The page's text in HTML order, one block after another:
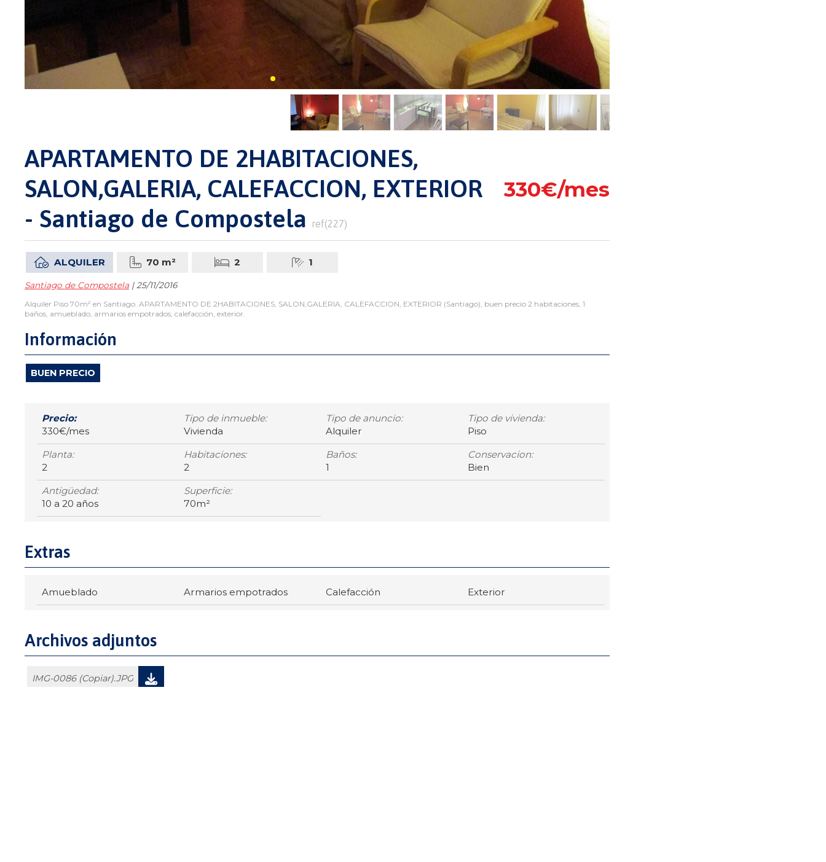
APARTAMENTO DE 2HABITACIONES,
SALON,GALERIA, CALEFACCION, EXTERIOR
- Santiago de Compostela
ref(227)
330€/mes
ALQUILER 70 m² 2 1
Santiago de Compostela | 25/11/2016
Alquiler Piso 70m² en Santiago. APARTAMENTO DE 2HABITACIONES, SALON,GALERIA, CALEFACCION, EXTERIOR (Santiago), buen precio 2 habitaciones, 1
baños, amueblado, armarios empotrados, calefacción, exterior.
Información
BUEN PRECIO
Precio:
330€/mes
Tipo de inmueble:
Vivienda
Tipo de anuncio:
Alquiler
Tipo de vivienda:
Piso
Planta:
2
Habitaciones:
2
Baños:
1
Conservacion:
Bien
Antigüedad:
10 a 20 años
Superficie:
70m²
Extras
Amueblado Armarios empotrados Calefacción Exterior
Archivos adjuntos
IMG-0086 (Copiar).JPG